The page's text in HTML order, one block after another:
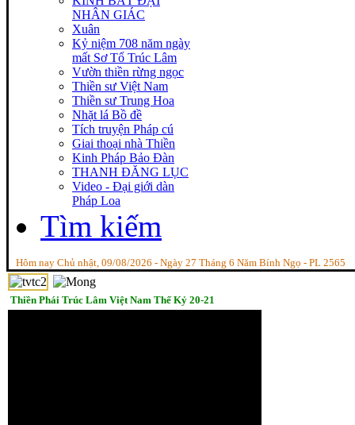
NHÂN GIÁC
Xuân
Kỷ niệm 708 năm ngày
mất Sơ Tổ Trúc Lâm
Vườn thiền rừng ngọc
Thiền sư Việt Nam
Thiền sư Trung Hoa
Nhặt lá Bồ đề
Tích truyện Pháp cú
Giai thoại nhà Thiền
Kinh Pháp Bảo Đàn
THANH ĐĂNG LỤC
Video - Đại giới dàn
Pháp Loa
Tìm kiếm
Hôm nay Chủ nhật, 09/08/2026 - Ngày 27 Tháng 6 Năm Bính Ngọ - PL 2565
Thiền Phái Trúc Lâm Việt Nam Thế Kỷ 20-21